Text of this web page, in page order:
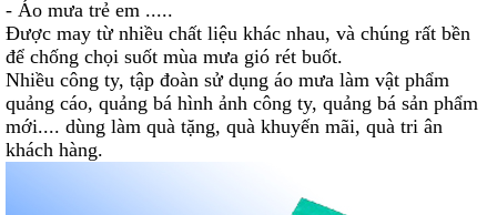
- Áo mưa trẻ em .....
Được may từ nhiều chất liệu khác nhau, và chúng rất bền
để chống chọi suốt mùa mưa gió rét buốt.
Nhiều công ty, tập đoàn sử dụng áo mưa làm vật phẩm
quảng cáo, quảng bá hình ảnh công ty, quảng bá sản phẩm
mới.... dùng làm quà tặng, quà khuyến mãi, quà tri ân
khách hàng.